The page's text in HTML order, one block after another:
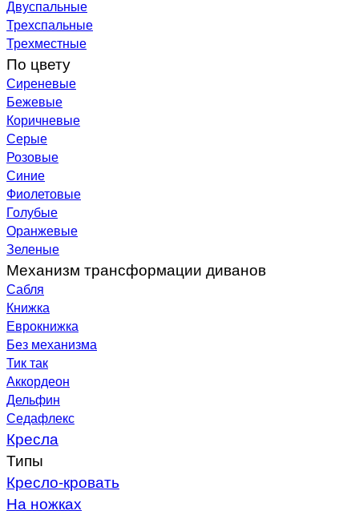
Двуспальные
Трехспальные
Трехместные
По цвету
Сиреневые
Бежевые
Коричневые
Серые
Розовые
Синие
Фиолетовые
Голубые
Оранжевые
Зеленые
Механизм трансформации диванов
Сабля
Книжка
Еврокнижка
Без механизма
Тик так
Аккордеон
Дельфин
Седафлекс
Кресла
Типы
Кресло-кровать
На ножках